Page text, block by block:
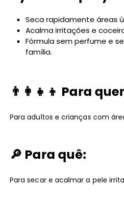
Seca rapidamente áreas
Acalma irritações e
Fórmula sem perfume e
família.
👨‍👩‍👧‍👦 Para
Para adultos e crianças com
🔎 Para quê:
Para secar e acalmar a pele